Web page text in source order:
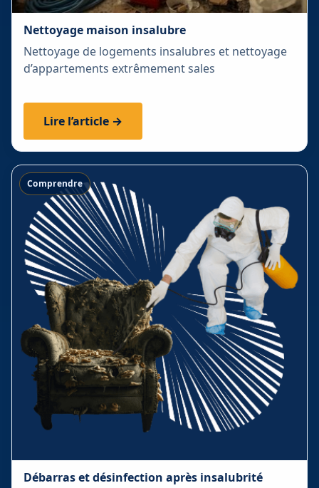
Nettoyage maison insalubre
Nettoyage de logements insalubres et nettoyage
d’appartements extrêmement sales
Lire l’article →
Comprendre
Débarras et désinfection après insalubrité